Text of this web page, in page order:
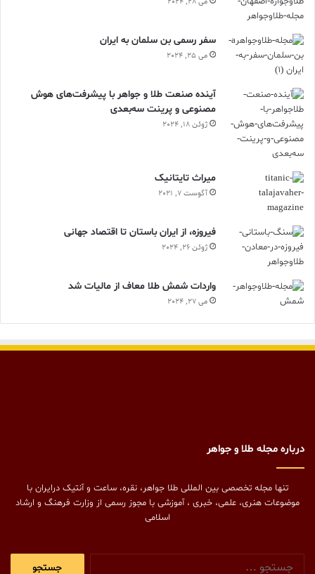
سفر رسمی بن سلمان به ایران
می 25, 2024
آینده صنعت طلا و جواهر با پیشرفت‌های هوش
مصنوعی و پرینت سه‌بعدی
ژوئن 18, 2024
ميراث تايتانيک
آگوست 7, 2021
فیروزه، از ایران باستان تا اقتصاد جهانی
ژوئن 26, 2024
واردات شمش طلا معاف از مالیات شد
می 27, 2024
درباره مجله طلا و جواهر
تنها مجله تخصصی بین المللی طلا جواهر، نقره، ساعت و آنتیک درایران با
موضوعات هنری، علمی، خبری ، آموزشی با مجوز رسمی از وزارت فرهنگ و ارشاد
اسلامی